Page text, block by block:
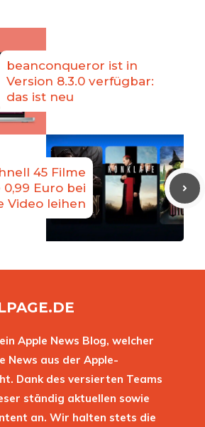
beanconqueror ist in
Version 8.3.0 verfügbar:
das ist neu
45 Filme
0,99 Euro bei
Video leihen
Apple News Blog, welcher
News aus der Apple-
Dank des versierten Teams
ständig aktuellen sowie
an. Wir halten stets die